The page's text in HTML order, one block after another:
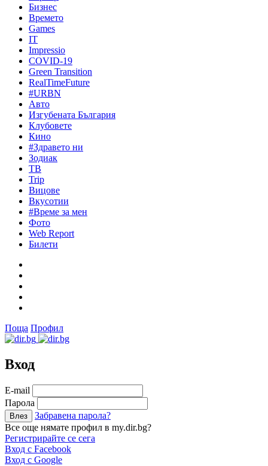
Бизнес
Времето
Games
IT
Impressio
COVID-19
Green Transition
RealTimeFuture
#URBN
Авто
Изгубената България
Клубовете
Кино
#Здравето ни
Зодиак
ТВ
Trip
Вицове
Вкусотии
#Време за мен
Фото
Web Report
Билети
Поща Профил
Вход
Е-mail
Парола
Забравена парола?
Все още нямате профил в my.dir.bg?
Регистрирайте се сега
Вход с Facebook
Вход с Google